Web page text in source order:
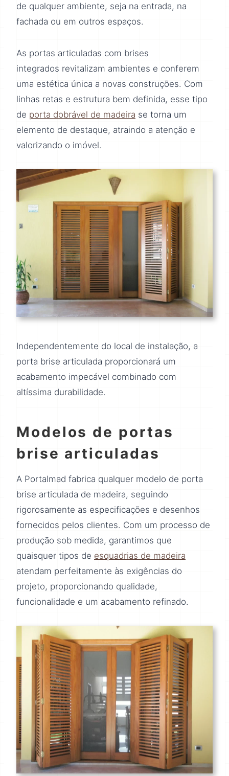
de qualquer ambiente, seja na entrada, na
fachada ou em outros espaços.
As portas articuladas com brises
integrados revitalizam ambientes e conferem
uma estética única a novas construções. Com
linhas retas e estrutura bem definida, esse tipo
de porta dobrável de madeira se torna um
elemento de destaque, atraindo a atenção e
valorizando o imóvel.
Independentemente do local de instalação, a
porta brise articulada proporcionará um
acabamento impecável combinado com
altíssima durabilidade.
Modelos de portas
brise articuladas
A Portalmad fabrica qualquer modelo de porta
brise articulada de madeira, seguindo
rigorosamente as especificações e desenhos
fornecidos pelos clientes. Com um processo de
produção sob medida, garantimos que
quaisquer tipos de esquadrias de madeira
atendam perfeitamente às exigências do
projeto, proporcionando qualidade,
funcionalidade e um acabamento refinado.